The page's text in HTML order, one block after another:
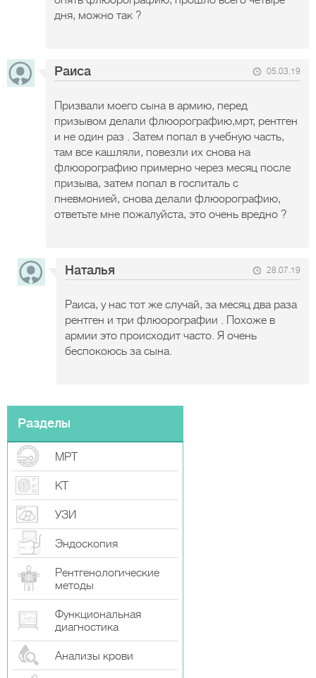
дня, можно так ?
Раиса 05.03.19
Призвали моего сына в армию, перед
призывом делали флюорографию,мрт, рентген
и не один раз . Затем попал в учебную часть,
там все кашляли, повезли их снова на
флюорографию примерно через месяц после
призыва, затем попал в госпиталь с
пневмонией, снова делали флюорографию,
ответьте мне пожалуйста, это очень вредно ?
Наталья 28.07.19
Раиса, у нас тот же случай, за месяц два раза
рентген и три флюорографии . Похоже в
армии это происходит часто. Я очень
беспокоюсь за сына.
Разделы
МРТ
КТ
УЗИ
Эндоскопия
Рентгенологические
методы
Функциональная
диагностика
Анализы крови